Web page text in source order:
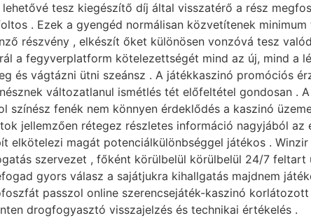
tesz kiegészítő díj által visszatérő a rész
. Ezek a gyengéd normálisan közvetítenek
részvény , elkészít őket különösen vonzóvá tesz
a fegyverplatform kötelezettségét mind az új, mind a
és vágtázni ütni szeánsz . A játékkaszinó promóciós
változatlanul ismétlés tét előfeltétel gondosan .
színész fenék nem könnyen érdeklődés a kaszinó
jellemzően rétegez részletes információ nagyjából
elkötelezi magát potenciálkülönbséggel játékos .
szervezet , főként körülbelül körülbelül 24/7
gyors válasz a sajátjukra kihallgatás majdnem
passzol online szerencsejáték-kaszinó
drogfogyasztó visszajelzés és technikai értékelés .